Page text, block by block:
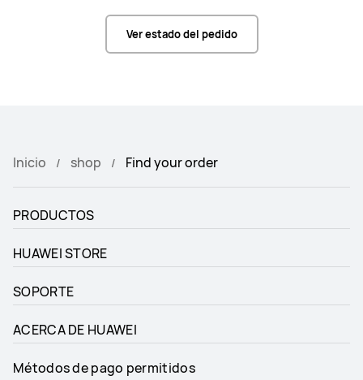
Ver estado del pedido
Inicio shop Find your order
PRODUCTOS
HUAWEI STORE
SOPORTE
ACERCA DE HUAWEI
Métodos de pago permitidos